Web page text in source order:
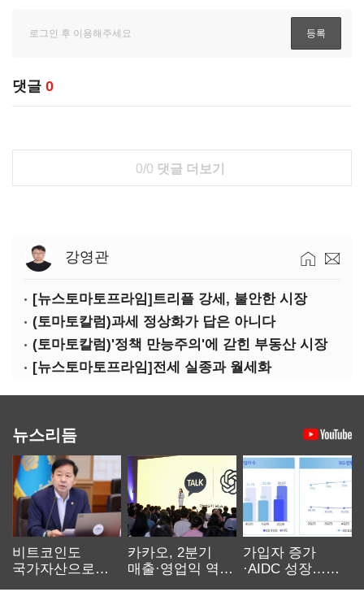
댓글 0
0/0 댓글 더보기
강영관
[뉴스토마토프라임]트리플 강세, 불안한 시장
(토마토칼럼)과세 정상화가 답은 아니다
(토마토칼럼)'정책 만능주의'에 갇힌 부동산 시장
[뉴스토마토프라임]전세 실종과 월세화
뉴스리듬
비트코인도
국가자산으로…'
카카오, 2분기
매출·영업익 역대
가입자 증가
·AIDC 성장…